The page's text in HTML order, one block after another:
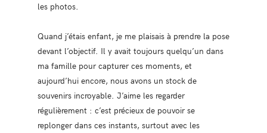
les photos.
Quand j’étais enfant, je me plaisais à prendre la pose
devant l’objectif. Il y avait toujours quelqu’un dans
ma famille pour capturer ces moments, et
aujourd’hui encore, nous avons un stock de
souvenirs incroyable. J’aime les regarder
régulièrement : c’est précieux de pouvoir se
replonger dans ces instants, surtout avec les